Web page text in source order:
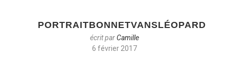
PORTRAITBONNETVANSLÉOPARD
écrit parCamille
6 février 2017